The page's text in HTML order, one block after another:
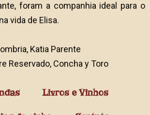
foram a companhia ideal para o
vida de Elisa.
Katia Parente
Reservado, Concha y Toro
Livros e Vinhos